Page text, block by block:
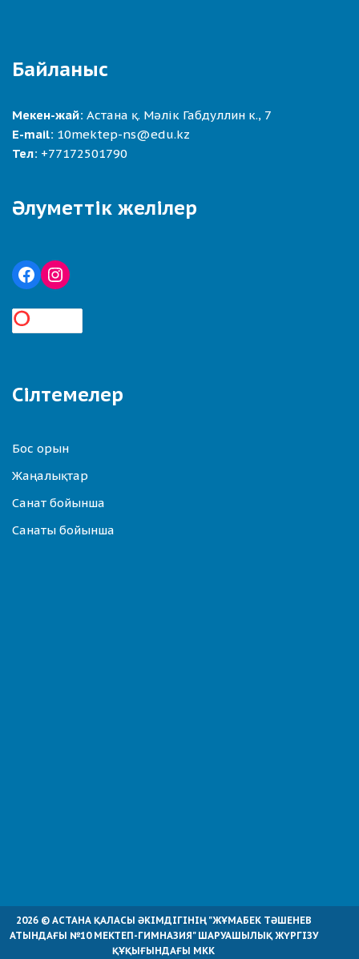
Байланыс
Мекен-жай: Астана қ. Мәлік Габдуллин к., 7
E-mail: 10mektep-ns@edu.kz
Тел: +77172501790
Әлуметтік желілер
Сілтемелер
Бос орын
Жаңалықтар
Санат бойынша
Санаты бойынша
2026 © АСТАНА ҚАЛАСЫ ӘКІМДІГІНІҢ "ЖҰМАБЕК ТӘШЕНЕВ
АТЫНДАҒЫ №10 МЕКТЕП-ГИМНАЗИЯ" ШАРУАШЫЛЫҚ ЖҮРГІЗУ
ҚҰҚЫҒЫНДАҒЫ МКК